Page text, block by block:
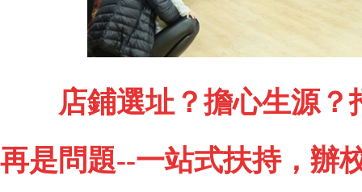
店鋪選址？擔心生源
再是問題--一站式扶持，辦